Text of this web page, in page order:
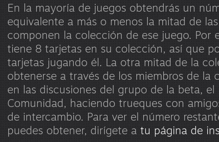
En la mayoría de juegos obtendrás un
equivalente a más o menos la mitad de
componen la colección de ese juego. Por
tiene 8 tarjetas en su colección, así que
tarjetas jugando él. La otra mitad de la
obtenerse a través de los miembros de la
en las discusiones del grupo de la beta, el
Comunidad, haciendo trueques con
de intercambio. Para ver el número
puedes obtener, dirígete a tu página de